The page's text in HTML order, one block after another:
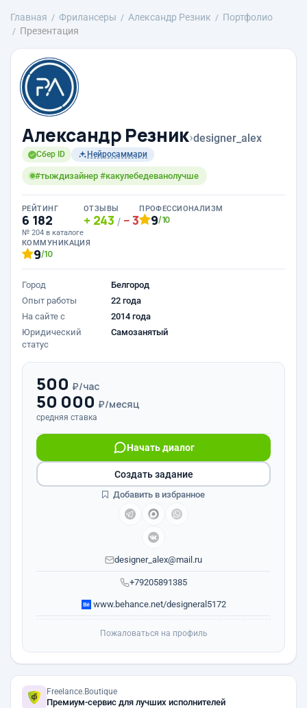
Главная Фрилансеры Александр Резник
Портфолио
Презентация
Александр Резник›designer_alex
Сбер ID Нейросаммари
#тыждизайнер #какулебедеванолучше
РЕЙТИНГ
6 182
№ 204 в каталоге
ОТЗЫВЫ
243 / 3
ПРОФЕССИОНАЛИЗМ
9/10
КОММУНИКАЦИЯ
9/10
Город
Белгород
Опыт работы
22 года
На сайте с
2014 года
Юридический
статус
Самозанятый
500 ₽/час
50 000 ₽/месяц
средняя ставка
+79205891385
Начать диалог
designer_alex@mail.ru
www.behance.net/designeral5172
Создать задание
Добавить в избранное
Пожаловаться на профиль
Freelance.Boutique
Премиум-сервис для лучших исполнителей